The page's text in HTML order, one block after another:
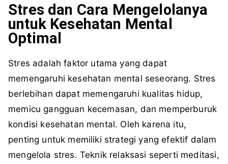
Stres dan Cara Mengelolanya
untuk Kesehatan Mental
Optimal
Stres adalah faktor utama yang dapat
memengaruhi kesehatan mental seseorang. Stres
berlebihan dapat memengaruhi kualitas hidup,
memicu gangguan kecemasan, dan memperburuk
kondisi kesehatan mental. Oleh karena itu,
penting untuk memiliki strategi yang efektif dalam
mengelola stres. Teknik relaksasi seperti meditasi,